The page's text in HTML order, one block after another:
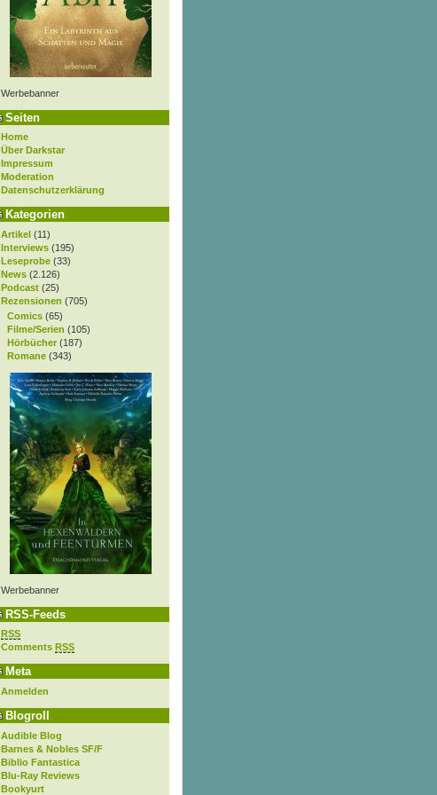
Werbebanner
Seiten
Home
Über Darkstar
Impressum
Moderation
Datenschutzerklärung
Kategorien
Artikel (11)
Interviews (195)
Leseprobe (33)
News (2.126)
Podcast (25)
Rezensionen (705)
Comics (65)
Filme/Serien (105)
Hörbücher (187)
Romane (343)
Werbebanner
RSS-Feeds
RSS
Comments RSS
Meta
Anmelden
Blogroll
Audible Blog
Barnes & Nobles SF/F
Biblio Fantastica
Blu-Ray Reviews
Bookyurt